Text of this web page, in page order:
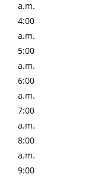
a.m.
4:00
a.m.
5:00
a.m.
6:00
a.m.
7:00
a.m.
8:00
a.m.
9:00